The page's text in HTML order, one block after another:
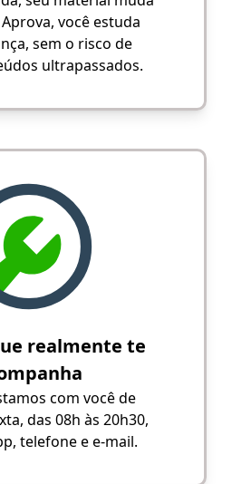
você estuda
sem o risco de
ultrapassados.
realmente te
com você de
das 08h às 20h30,
telefone e e-mail.